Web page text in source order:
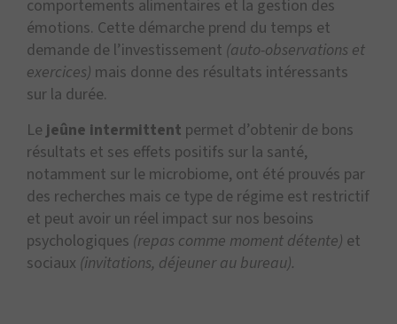
comportements alimentaires et la gestion des
émotions. Cette démarche prend du temps et
demande de l’investissement (auto-observations et
exercices) mais donne des résultats intéressants
sur la durée.
Le jeûne intermittent permet d’obtenir de bons
résultats et ses effets positifs sur la santé,
notamment sur le microbiome, ont été prouvés par
des recherches mais ce type de régime est restrictif
et peut avoir un réel impact sur nos besoins
psychologiques (repas comme moment détente) et
sociaux (invitations, déjeuner au bureau).